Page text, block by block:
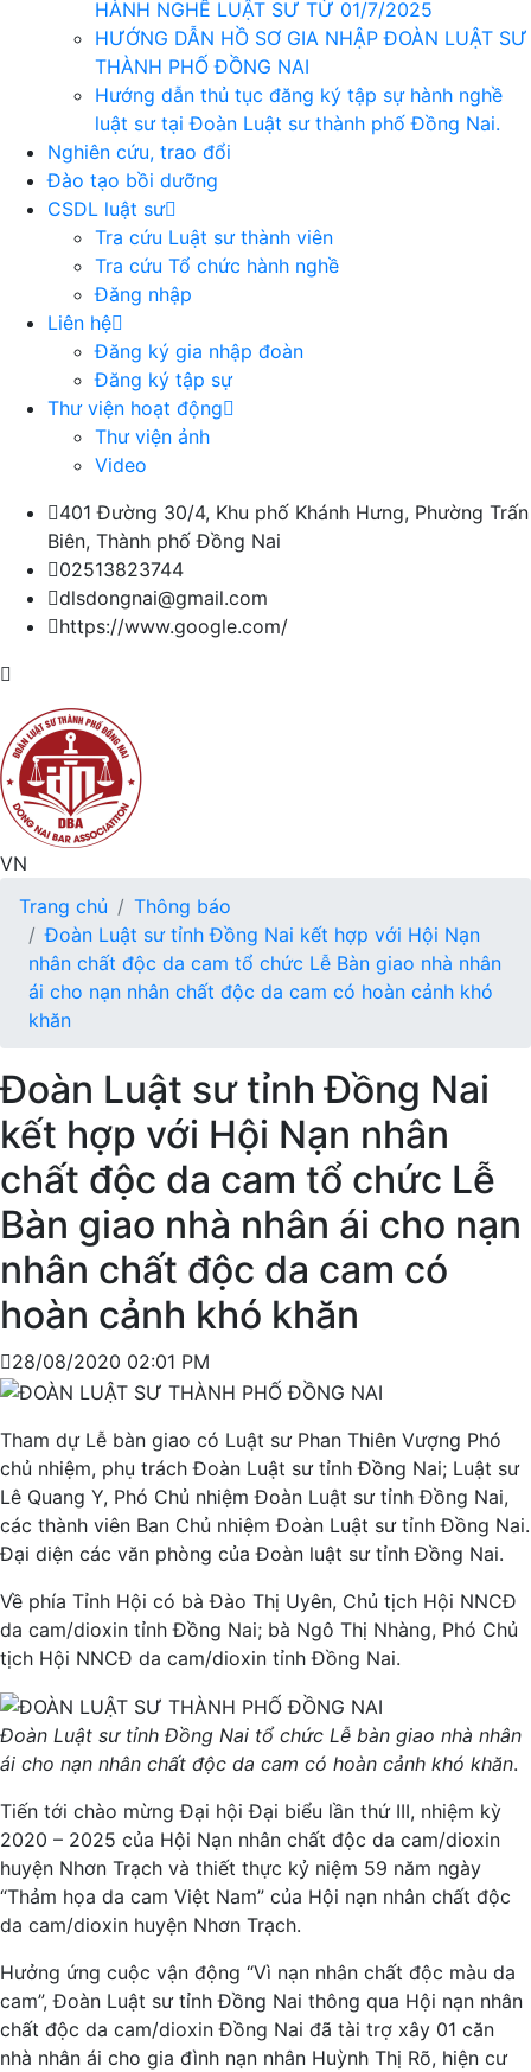
HÀNH NGHỀ LUẬT SƯ TỪ 01/7/2025
HƯỚNG DẪN HỒ SƠ GIA NHẬP ĐOÀN LUẬT SƯ
THÀNH PHỐ ĐỒNG NAI
Hướng dẫn thủ tục đăng ký tập sự hành nghề
luật sư tại Đoàn Luật sư thành phố Đồng Nai.
Nghiên cứu, trao đổi
Đào tạo bồi dưỡng
CSDL luật sư
Tra cứu Luật sư thành viên
Tra cứu Tổ chức hành nghề
Đăng nhập
Liên hệ
Đăng ký gia nhập đoàn
Đăng ký tập sự
Thư viện hoạt động
Thư viện ảnh
Video
401 Đường 30/4, Khu phố Khánh Hưng, Phường Trấn
Biên, Thành phố Đồng Nai
02513823744
dlsdongnai@gmail.com
https://www.google.com/
VN
Trang chủ
Thông báo
Đoàn Luật sư tỉnh Đồng Nai kết hợp với Hội Nạn
nhân chất độc da cam tổ chức Lễ Bàn giao nhà nhân
ái cho nạn nhân chất độc da cam có hoàn cảnh khó
khăn
Đoàn Luật sư tỉnh Đồng Nai
kết hợp với Hội Nạn nhân
chất độc da cam tổ chức Lễ
Bàn giao nhà nhân ái cho nạn
nhân chất độc da cam có
hoàn cảnh khó khăn
28/08/2020 02:01 PM
Tham dự Lễ bàn giao có Luật sư Phan Thiên Vượng Phó
chủ nhiệm, phụ trách Đoàn Luật sư tỉnh Đồng Nai; Luật sư
Lê Quang Y, Phó Chủ nhiệm Đoàn Luật sư tỉnh Đồng Nai,
các thành viên Ban Chủ nhiệm Đoàn Luật sư tỉnh Đồng Nai.
Đại diện các văn phòng của Đoàn luật sư tỉnh Đồng Nai.
Về phía Tỉnh Hội có bà Đào Thị Uyên, Chủ tịch Hội NNCĐ
da cam/dioxin tỉnh Đồng Nai; bà Ngô Thị Nhàng, Phó Chủ
tịch Hội NNCĐ da cam/dioxin tỉnh Đồng Nai.
Đoàn Luật sư tỉnh Đồng Nai tổ chức Lễ bàn giao nhà nhân
ái cho nạn nhân chất độc da cam có hoàn cảnh khó khăn.
Tiến tới chào mừng Đại hội Đại biểu lần thứ III, nhiệm kỳ
2020 – 2025 của Hội Nạn nhân chất độc da cam/dioxin
huyện Nhơn Trạch và thiết thực kỷ niệm 59 năm ngày
“Thảm họa da cam Việt Nam” của Hội nạn nhân chất độc
da cam/dioxin huyện Nhơn Trạch.
Hưởng ứng cuộc vận động “Vì nạn nhân chất độc màu da
cam”, Đoàn Luật sư tỉnh Đồng Nai thông qua Hội nạn nhân
chất độc da cam/dioxin Đồng Nai đã tài trợ xây 01 căn
nhà nhân ái cho gia đình nạn nhân Huỳnh Thị Rõ, hiện cư